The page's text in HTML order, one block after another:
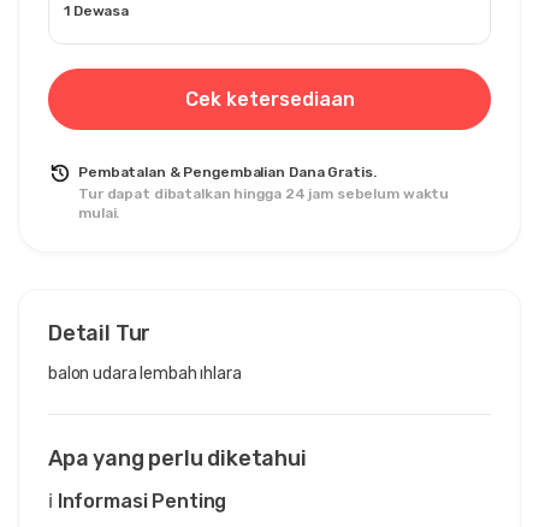
1 Dewasa
Cek ketersediaan
Pembatalan & Pengembalian Dana Gratis.
Tur dapat dibatalkan hingga 24 jam sebelum waktu
mulai.
Detail Tur
balon udara lembah ıhlara
Apa yang perlu diketahui
ℹ️ Informasi Penting